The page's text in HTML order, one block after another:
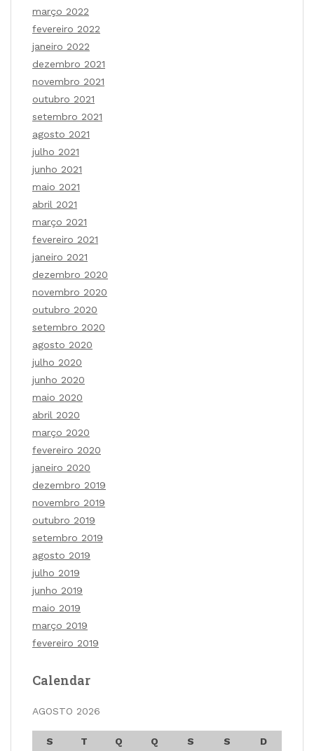
março 2022
fevereiro 2022
janeiro 2022
dezembro 2021
novembro 2021
outubro 2021
setembro 2021
agosto 2021
julho 2021
junho 2021
maio 2021
abril 2021
março 2021
fevereiro 2021
janeiro 2021
dezembro 2020
novembro 2020
outubro 2020
setembro 2020
agosto 2020
julho 2020
junho 2020
maio 2020
abril 2020
março 2020
fevereiro 2020
janeiro 2020
dezembro 2019
novembro 2019
outubro 2019
setembro 2019
agosto 2019
julho 2019
junho 2019
maio 2019
março 2019
fevereiro 2019
Calendar
AGOSTO 2026
S T Q Q S S
D